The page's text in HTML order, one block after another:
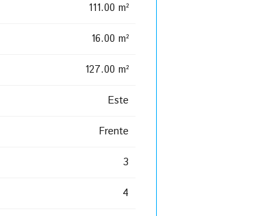
111.00 m²
16.00 m²
127.00 m²
Este
Frente
3
4